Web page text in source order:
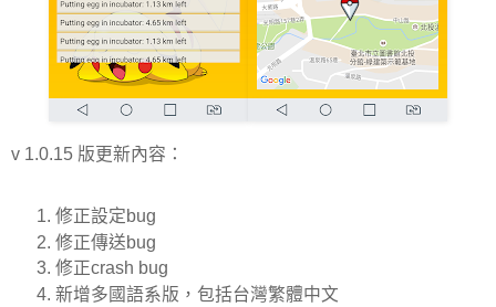
v 1.0.15 版更新內容：
修正設定bug
修正傳送bug
修正crash bug
新增多國語系版，包括台灣繁體中文